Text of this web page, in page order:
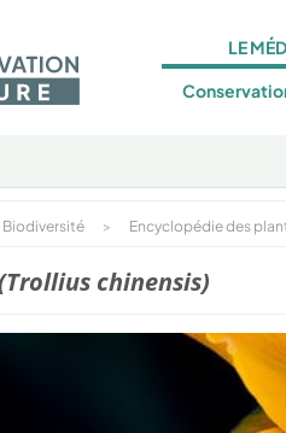
LE
Biodiversité > Encyclopédie des
chinensis)